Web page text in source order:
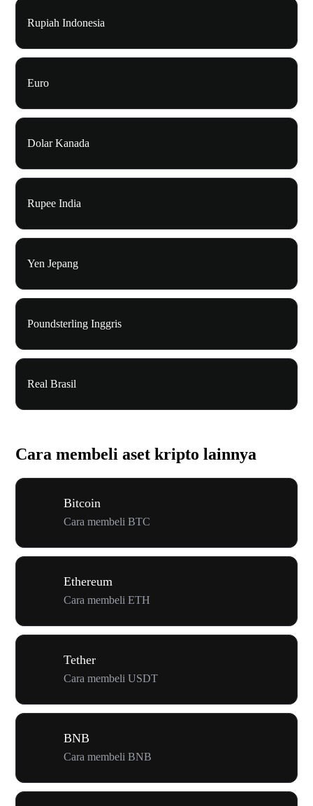
Rupiah Indonesia
Euro
Dolar Kanada
Rupee India
Yen Jepang
Poundsterling Inggris
Real Brasil
Cara membeli aset kripto lainnya
Bitcoin
Cara membeli BTC
Ethereum
Cara membeli ETH
Tether
Cara membeli USDT
BNB
Cara membeli BNB